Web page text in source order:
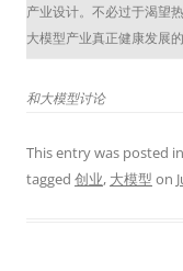
产业设计。不必过于渴望
大模型产业真正健康发展
和大模型讨论
This entry was posted in
tagged 创业, 大模型 on